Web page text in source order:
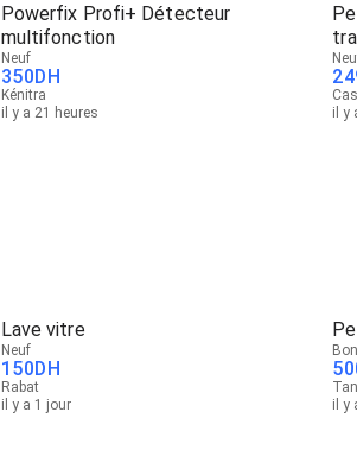
Powerfix Profi+ Détecteur
multifonction
Neuf
350DH
Kénitra
il y a 21 heures
il y
Lave vitre
Neuf
150DH
Rabat
il y a 1 jour
Bon
il y